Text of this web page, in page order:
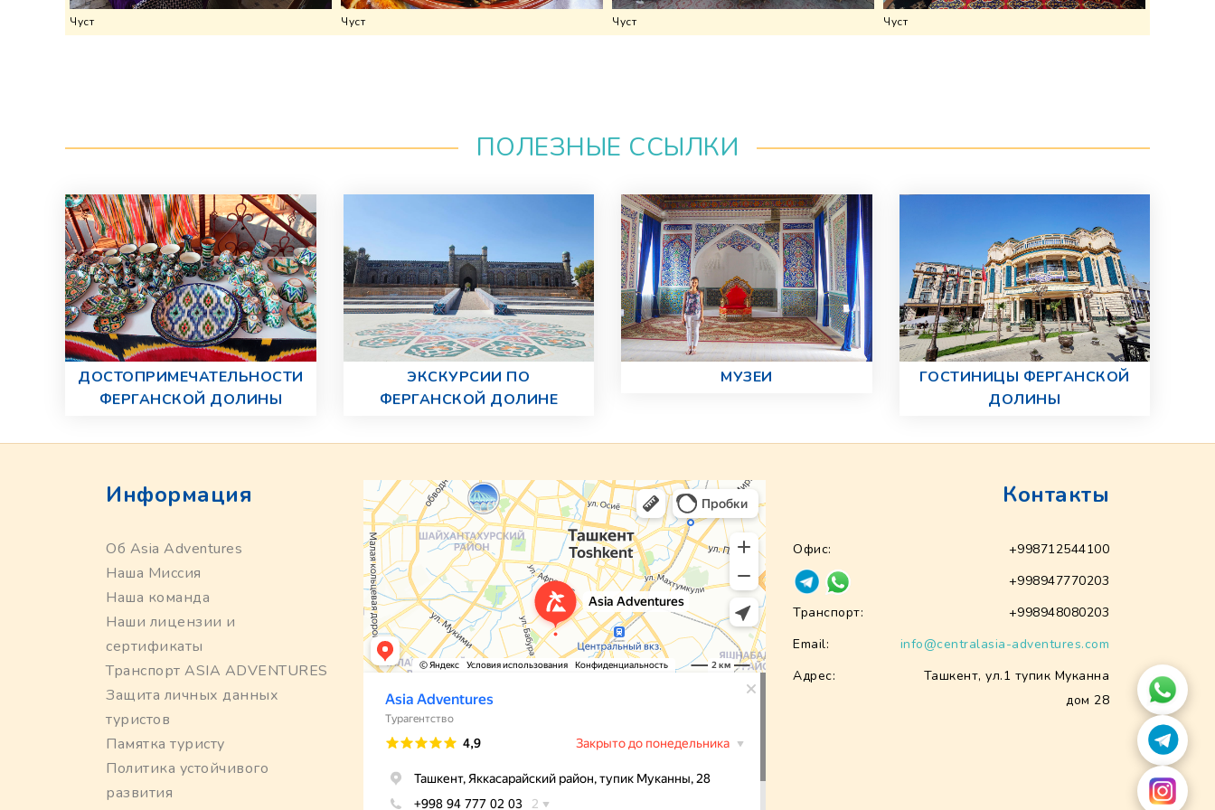
Чуст Чуст Чуст Чуст
ПОЛЕЗНЫЕ ССЫЛКИ
ДОСТОПРИМЕЧАТЕЛЬНОСТИ
ФЕРГАНСКОЙ ДОЛИНЫ
ЭКСКУРСИИ ПО
ФЕРГАНСКОЙ ДОЛИНЕ
МУЗЕИ
ГОСТИНИЦЫ ФЕРГАНСКОЙ
ДОЛИНЫ
Информация
Об Asia Adventures
Наша Миссия
Наша команда
Наши лицензии и
сертификаты
Транспорт ASIA ADVENTURES
Защита личных данных
туристов
Памятка туристу
Политика устойчивого
развития
Контакты
Офис:
+998712544100
+998947770203
Транспорт:
+998948080203
Email:
info@centralasia-adventures.com
Адрес:
Ташкент, ул.1 тупик Муканна
дом 28